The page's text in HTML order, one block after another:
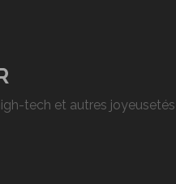
tech et autres joyeusetés